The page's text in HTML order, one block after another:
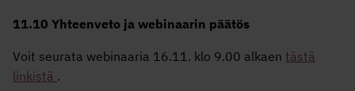
11.10 Yhteenveto ja webinaarin päätös
Voit seurata webinaaria 16.11. klo 9.00 alkaen tästä
linkistä .